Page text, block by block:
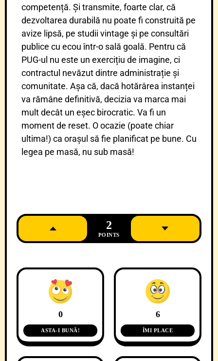
competență. Și transmite, foarte clar, că
dezvoltarea durabilă nu poate fi construită pe
avize lipsă, pe studii vintage și pe consultări
publice cu ecou într-o sală goală. Pentru că
PUG-ul nu este un exercițiu de imagine, ci
contractul nevăzut dintre administrație și
comunitate. Așa că, dacă hotărârea instanței
va rămâne definitivă, decizia va marca mai
mult decât un eșec birocratic. Va fi un
moment de reset. O ocazie (poate chiar
ultima!) ca orașul să fie planificat pe bune. Cu
legea pe masă, nu sub masă!
2
POINTS
0
ASTA-I BUNĂ!
6
ÎMI PLACE